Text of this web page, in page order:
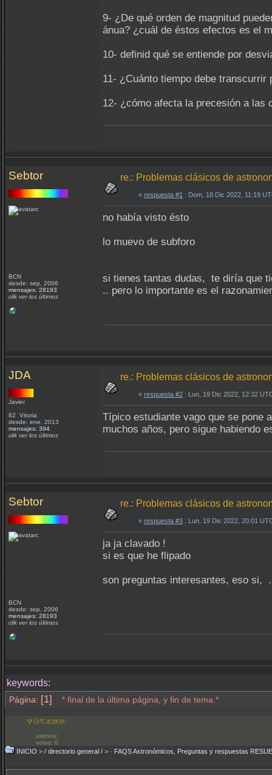
9- ¿De qué orden de magnitud
ánua? ¿cuál de éstos efectos es el
10- definid qué se entiende por
11- ¿Cuánto tiempo debe
12- ¿cómo afecta la precesión a las
Sebtor
BCN
desde: sep, 2006
mensajes: 28193
clik ver los últimos
re.: Problemas clásicos de
« respuesta #1 : Dom, 18 Dic 2022, 11:19
no había visto ésto
lo muevo de subforo
si tienes tantas dudas, te diría que
.. pero lo importante es el
JDA
Javier
62 Vitoria
desde: ene, 2013
mensajes: 394
clik ver los últimos
re.: Problemas clásicos de
« respuesta #2 : Lun, 19 Dic 2022, 12:32
Típico estudiante vago que se pone
muchos años, pero sigue habiendo
Sebtor
BCN
desde: sep, 2006
mensajes: 28193
clik ver los últimos
re.: Problemas clásicos de
« respuesta #3 : Lun, 19 Dic 2022, 20:01
ja ja clavado !
si es que he flipado
son preguntas interesantes, eso si,
keywords:
Página: [1] * final de la última página, y fin de tema.*
astrons:
votos: 0
INICIO > / directorio general / > · FAQS Astronómicos, Preguntas y respuestas